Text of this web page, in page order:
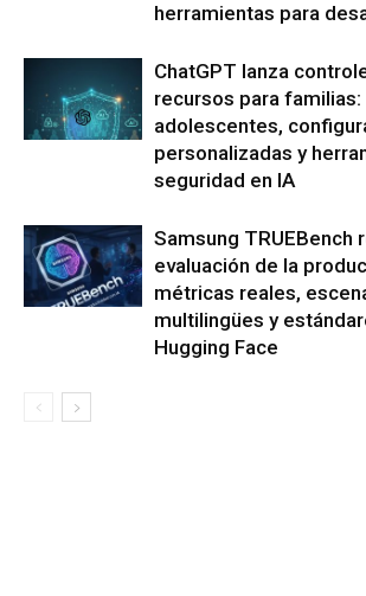
herramientas para
ChatGPT lanza
recursos para
adolescentes,
personalizadas y
seguridad en IA
Samsung TRUEBench
evaluación de la
métricas reales,
multilingües y
Hugging Face